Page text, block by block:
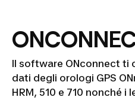
Il software ONconnect ti
dati degli orologi GPS
HRM, 510 e 710 nonché i